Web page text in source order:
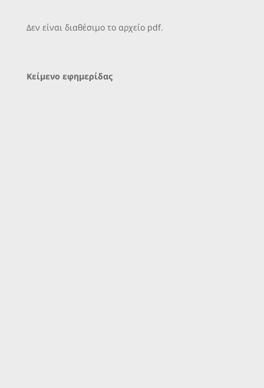
Δεν είναι διαθέσιμο το αρχείο pdf.
Κείμενο εφημερίδας